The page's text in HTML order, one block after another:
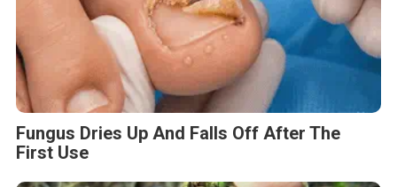
Fungus Dries Up And Falls Off After The
First Use